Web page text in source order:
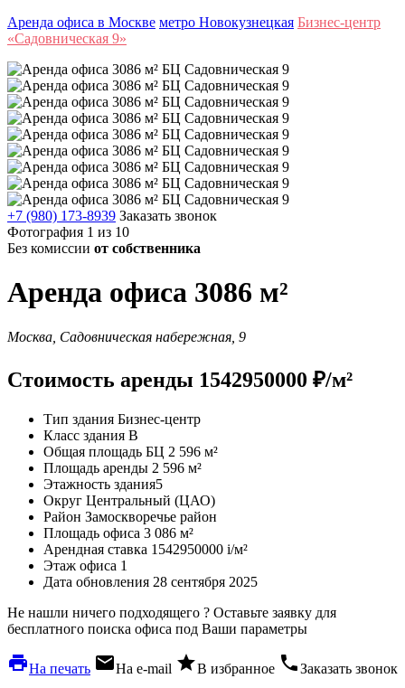
Аренда офиса в Москве метро Новокузнецкая Бизнес-центр
«Садовническая 9»
+7 (980) 173-8939 Заказать звонок
Фотография 1 из 10
Без комиссии от собственника
Аренда офиса 3086 м²
Москва, Садовническая набережная, 9
Стоимость аренды 1542950000 ₽/м²
Тип здания Бизнес-центр
Класс здания B
Общая площадь БЦ 2 596 м²
Площадь аренды 2 596 м²
Этажность здания5
Округ Центральный (ЦАО)
Район Замоскворечье район
Площадь офиса 3 086 м²
Арендная ставка 1542950000 i/м²
Этаж офиса 1
Дата обновления 28 сентября 2025
Не нашли ничего подходящего ? Оставьте заявку для
бесплатного поиска офиса под Ваши параметры
local_printshopНа печать local_post_officeНа e-mail starВ избранное phoneЗаказать звонок